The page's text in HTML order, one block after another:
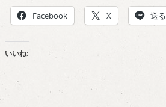
Facebook X 送る
いいね: